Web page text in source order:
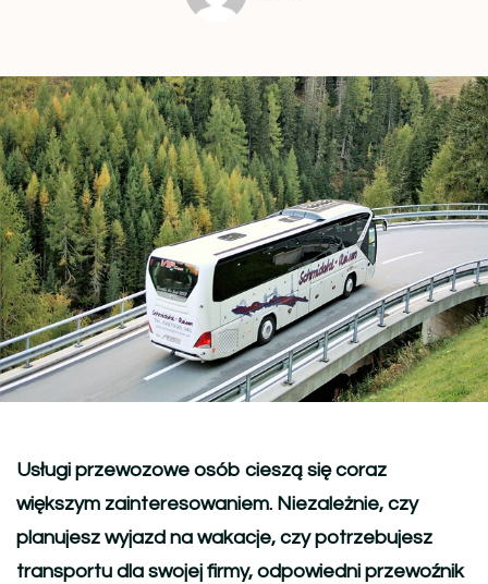
Usługi przewozowe osób cieszą się coraz
większym zainteresowaniem. Niezależnie, czy
planujesz wyjazd na wakacje, czy potrzebujesz
transportu dla swojej firmy, odpowiedni przewoźnik